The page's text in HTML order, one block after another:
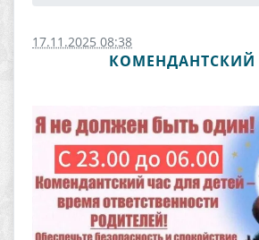
17.11.2025 08:38
КОМЕНДАНТСКИЙ